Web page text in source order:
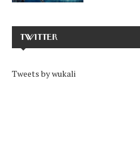
TWITTER
Tweets by wukali